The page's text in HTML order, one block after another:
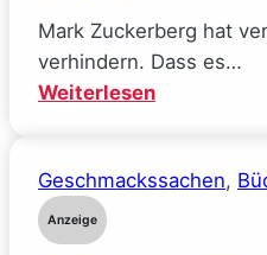
Mark Zuckerberg hat
verhindern. Dass es…
Weiterlesen:
bei
Geschmackssachen,
Anzeige